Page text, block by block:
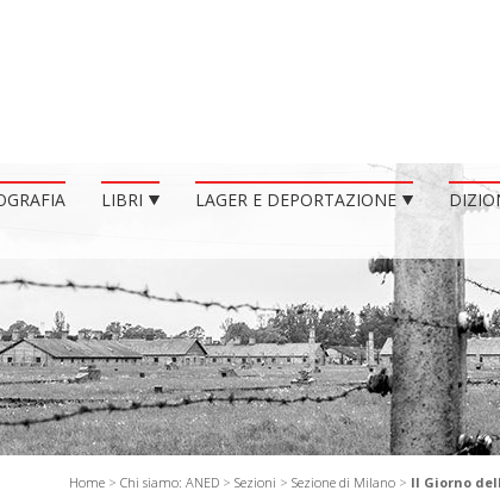
LIBRI LAGER E DEPORTAZIONE
Home > Chi siamo: ANED > Sezioni > Sezione di Milano > Il Giorno